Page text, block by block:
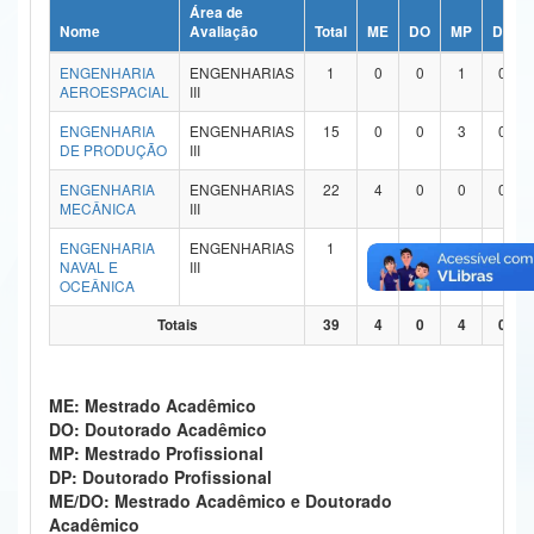
Ministério da Ciência, Tecnologia, Inovações e Comunicações
Ministério do Meio Ambiente
Ministério do Turismo
Ministério do Desenvolvimento Regional
Controladoria-Geral da União
Ministério da Mulher, da Família e dos Direitos Humanos
Gabinete de Segurança Institucional
Advocacia-Geral da União
Banco Central do Brasil
Nome
Área de
Avaliação
Total ME DO MP DP
ENGENHARIA
AEROESPACIAL
ENGENHARIAS
III
1 0 0 1 0
ENGENHARIA
DE PRODUÇÃO
ENGENHARIAS
III
15 0 0 3 0
ENGENHARIA
MECÂNICA
ENGENHARIAS
III
22 4 0 0 0
ENGENHARIA
NAVAL E
OCEÂNICA
ENGENHARIAS
III
1 0 0 0 0
Totais 39 4 0 4 0
ME: Mestrado Acadêmico
DO: Doutorado Acadêmico
MP: Mestrado Profissional
DP: Doutorado Profissional
ME/DO: Mestrado Acadêmico e Doutorado
Acadêmico